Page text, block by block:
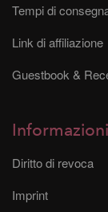
Tempi di
Link di affiliazione
Guestbook &
Diritto di revoca
Imprint